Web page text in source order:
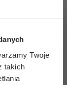
Twoje
takich
chwile.
jest